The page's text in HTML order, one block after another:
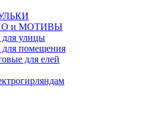
и МОТИВЫ
улицы
помещения
для елей